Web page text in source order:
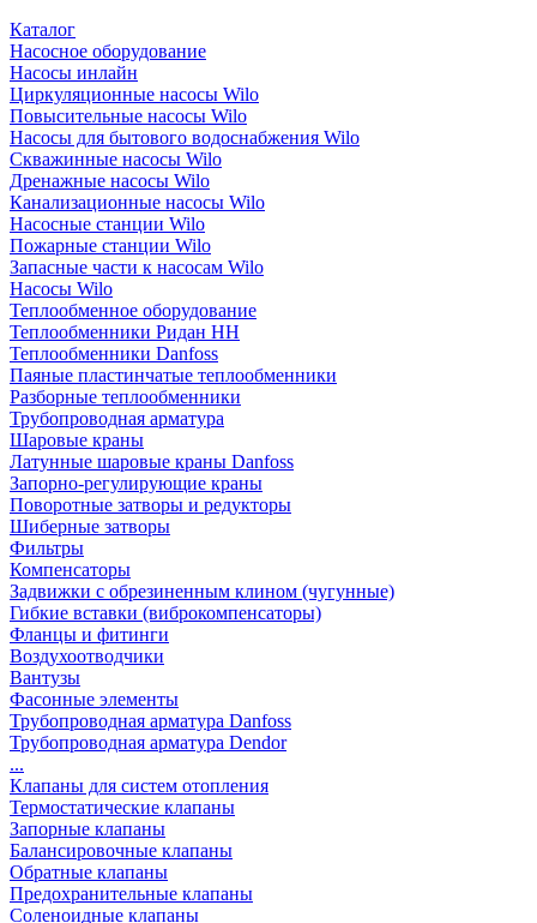
Каталог
Насосное оборудование
Насосы инлайн
Циркуляционные насосы Wilo
Повысительные насосы Wilo
Насосы для бытового водоснабжения Wilo
Скважинные насосы Wilo
Дренажные насосы Wilo
Канализационные насосы Wilo
Насосные станции Wilo
Пожарные станции Wilo
Запасные части к насосам Wilo
Насосы Wilo
Теплообменное оборудование
Теплообменники Ридан НН
Теплообменники Danfoss
Паяные пластинчатые теплообменники
Разборные теплообменники
Трубопроводная арматура
Шаровые краны
Латунные шаровые краны Danfoss
Запорно-регулирующие краны
Поворотные затворы и редукторы
Шиберные затворы
Фильтры
Компенсаторы
Задвижки с обрезиненным клином (чугунные)
Гибкие вставки (виброкомпенсаторы)
Фланцы и фитинги
Воздухоотводчики
Вантузы
Фасонные элементы
Трубопроводная арматура Danfoss
Трубопроводная арматура Dendor
...
Клапаны для систем отопления
Термостатические клапаны
Запорные клапаны
Балансировочные клапаны
Обратные клапаны
Предохранительные клапаны
Соленоидные клапаны